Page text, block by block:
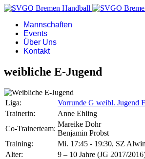
Mannschaften
Events
Über Uns
Kontakt
weibliche E-Jugend
Liga:
Vorrunde G weibl. Jugend E
Trainerin:
Anne Ehling
Co-Trainerteam:
Mareike Dohr
Benjamin Probst
Training:
Mi. 17:45 - 19:30, SZ
Alter:
9 – 10 Jahre (JG 2017/